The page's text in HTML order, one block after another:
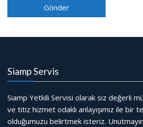
Siamp Servis
Siamp Yetkili Servisi olarak siz değerli
ve titiz hizmet odaklı anlayışımız ile bir
olduğumuzu belirtmek isteriz.